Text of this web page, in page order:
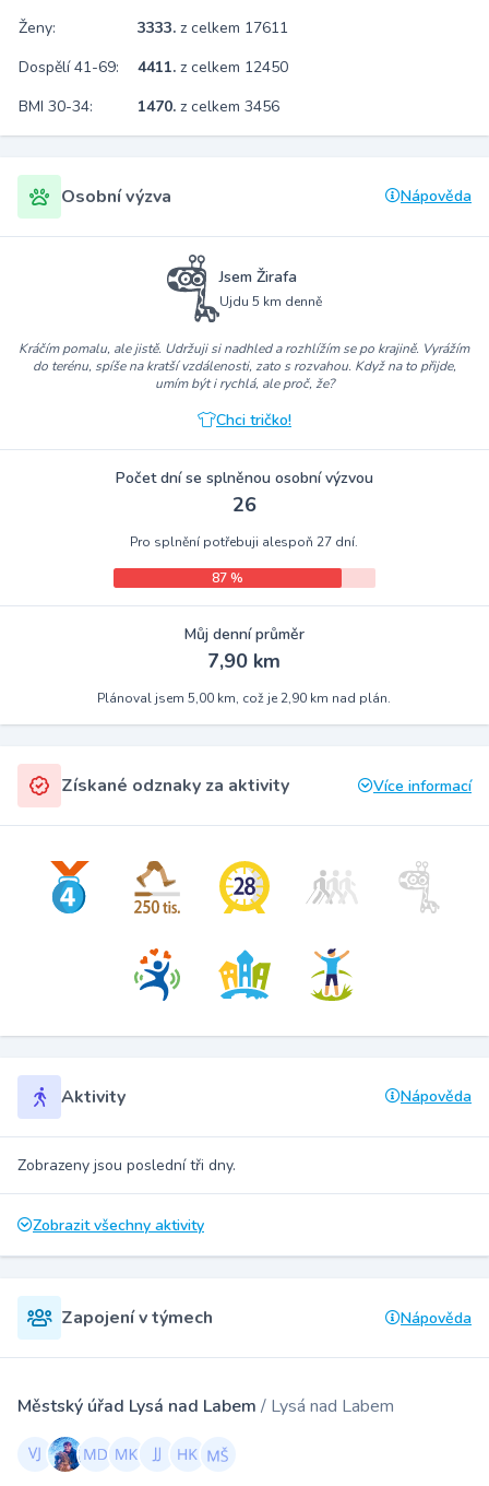
Ženy:
3333. z celkem 17611
Dospělí 41-69:
4411. z celkem 12450
BMI 30-34:
1470. z celkem 3456
Osobní výzva Nápověda
Jsem Žirafa
Ujdu 5 km denně
Kráčím pomalu, ale jistě. Udržuji si nadhled a rozhlížím se po krajině. Vyrážím
do terénu, spíše na kratší vzdálenosti, zato s rozvahou. Když na to přijde,
umím být i rychlá, ale proč, že?
Chci tričko!
Počet dní se splněnou osobní výzvou
26
Pro splnění potřebuji alespoň 27 dní.
87 %
Můj denní průměr
7,90 km
Plánoval jsem 5,00 km, což je 2,90 km nad plán.
Získané odznaky za aktivity Více informací
Aktivity Nápověda
Zobrazeny jsou poslední tři dny.
Zobrazit všechny aktivity
Zapojení v týmech Nápověda
Městský úřad Lysá nad Labem / Lysá nad Labem